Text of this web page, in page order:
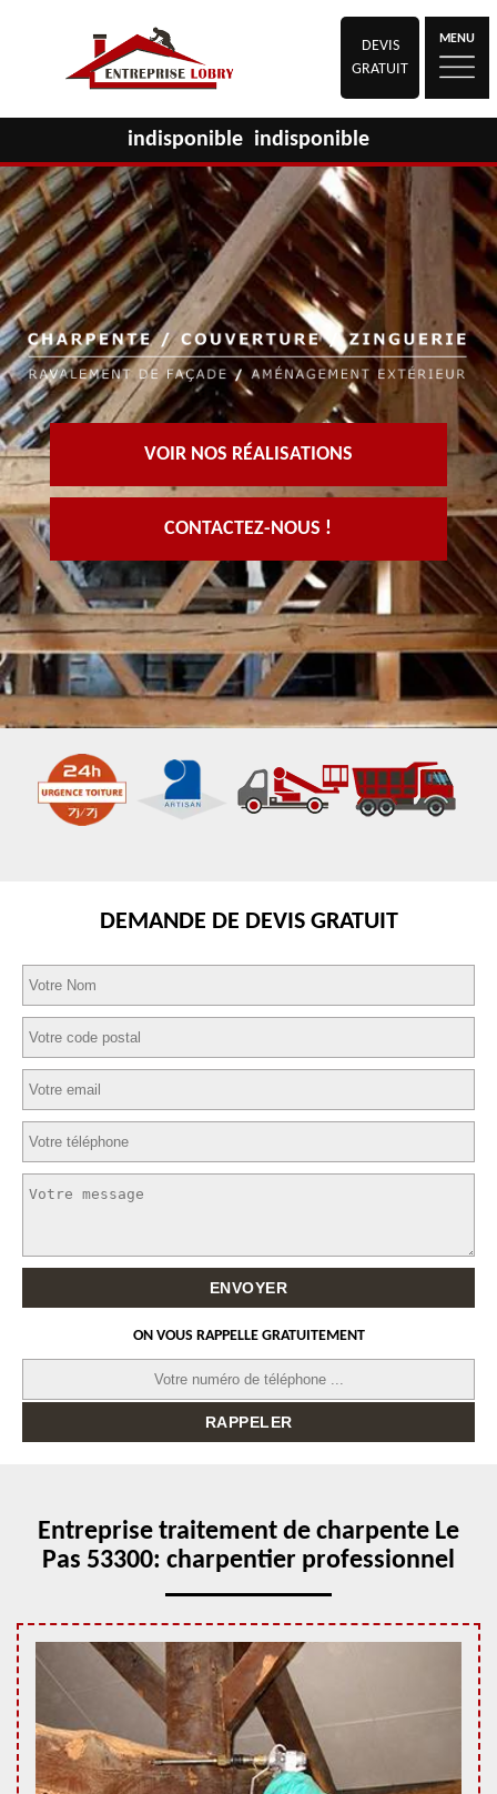
DEVIS
GRATUIT
MENU
indisponible indisponible
VOIR NOS RÉALISATIONS
CONTACTEZ-NOUS !
DEMANDE DE DEVIS GRATUIT
ON VOUS RAPPELLE GRATUITEMENT
Entreprise traitement de charpente Le
Pas 53300: charpentier professionnel